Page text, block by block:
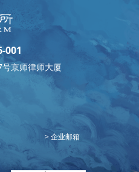
001
京师律师大厦
企业邮箱